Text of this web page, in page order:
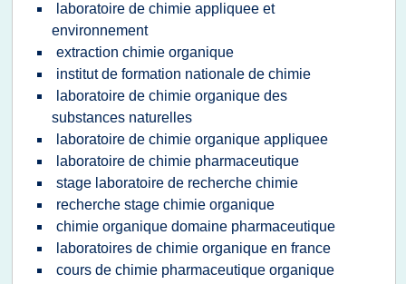
laboratoire de chimie appliquee et
environnement
extraction chimie organique
institut de formation nationale de chimie
laboratoire de chimie organique des
substances naturelles
laboratoire de chimie organique appliquee
laboratoire de chimie pharmaceutique
stage laboratoire de recherche chimie
recherche stage chimie organique
chimie organique domaine pharmaceutique
laboratoires de chimie organique en france
cours de chimie pharmaceutique organique